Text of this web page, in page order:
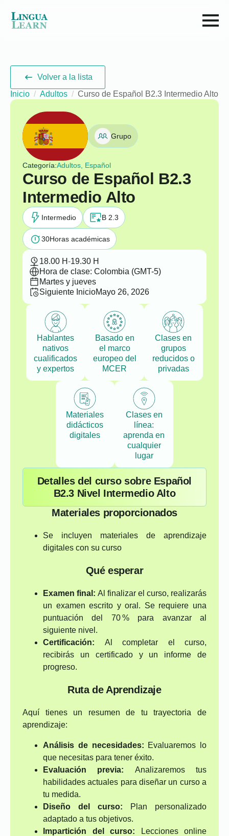
Volver a la lista
Inicio
Adultos Curso de Español B2.3 Intermedio Alto
Grupo
Categoría:Adultos, Español
Curso de Español B2.3
Intermedio Alto
Intermedio B 2.3
30Horas académicas
18.00 H-19.30 H
Hora de clase: Colombia (GMT-5)
Martes y jueves
Siguiente InicioMayo 26, 2026
Hablantes
nativos
cualificados
y expertos
Basado en
el marco
europeo del
MCER
Clases en
grupos
reducidos o
privadas
Materiales
didácticos
digitales
Clases en
línea:
aprenda en
cualquier
lugar
Detalles del curso sobre Español
B2.3 Nivel Intermedio Alto
Materiales proporcionados
Se incluyen materiales de aprendizaje
digitales con su curso
Qué esperar
Examen final: Al finalizar el curso, realizarás
un examen escrito y oral. Se requiere una
puntuación del 70 % para avanzar al
siguiente nivel.
Certificación: Al completar el curso,
recibirás un certificado y un informe de
progreso.
Ruta de Aprendizaje
Aquí tienes un resumen de tu trayectoria de
aprendizaje:
Análisis de necesidades: Evaluaremos lo
que necesitas para tener éxito.
Evaluación previa: Analizaremos tus
habilidades actuales para diseñar un curso a
tu medida.
Diseño del curso: Plan personalizado
adaptado a tus objetivos.
Impartición del curso: Lecciones online